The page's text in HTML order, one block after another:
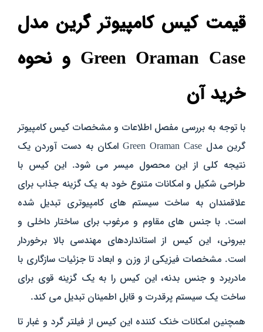
قیمت کیس کامپیوتر گرین مدل
Green Oraman Case و نحوه
خرید آن
با توجه به بررسی مفصل اطلاعات و مشخصات کیس کامپیوتر
گرین مدل Green Oraman Case امکان به دست آوردن یک
نتیجه کلی از این محصول میسر می‌ شود. این کیس با
طراحی شکیل و امکانات متنوع خود به یک گزینه جذاب برای
علاقمندان به ساخت سیستم‌ های کامپیوتری تبدیل شده
است. با جنس‌ های مقاوم و مرغوب برای ساختار داخلی و
بیرونی، این کیس از استانداردهای مهندسی بالا برخوردار
است. مشخصات فیزیکی از وزن و ابعاد تا جزئیات سازگاری با
مادربرد و جنس بدنه، این کیس را به یک گزینه قوی برای
ساخت یک سیستم پرقدرت و قابل اطمینان تبدیل می‌ کند.
همچنین امکانات خنک‌ کننده این کیس از فیلتر گرد و غبار تا